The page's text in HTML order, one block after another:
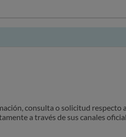
a través de sus canales
the information it contains is
please delete this email and
action of the material in this
wrote:
consulta o solicitud respecto
a través de sus canales